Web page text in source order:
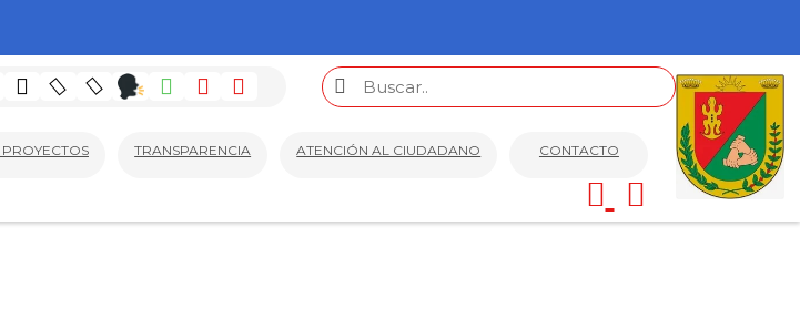
TRANSPARENCIA ATENCIÓN AL CIUDADANO CONTACTO